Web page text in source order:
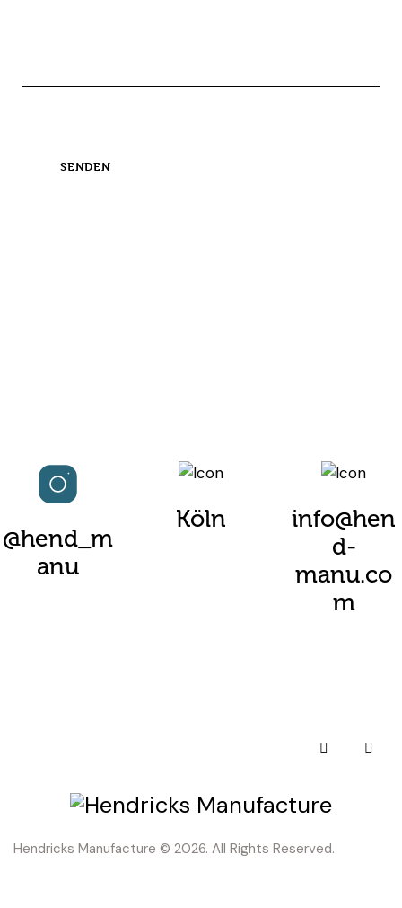
@hend_m
anu
Köln
info@hen
d-
manu.co
m
Hendricks Manufacture © 2026. All Rights Reserved.